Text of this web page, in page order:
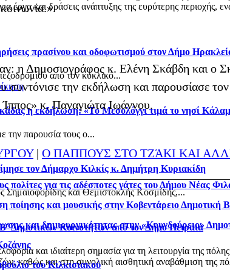
έργα και δράσεις ανάπτυξης της ευρύτερης περιοχής,
πρασίνου και οδοφωτισμού στον Δήμο
από τον κυκλικό...
η εκδήλωση: «Το Μεσολόγγι τιμά το νησί
την παρουσία τους ο...
τον Δήμαρχο Κιλκίς κ. Δημήτρη Κυριακίδη
Σημαιοφορίδης και Θεμιστοκλής Κοσμίδης,...
Δημοτικών Κοινοτήτων από τον Δήμο Πειραιά
και ιδιαίτερη σημασία για τη λειτουργία της
καθώς και στη συνολική αισθητική αναβάθμιση της
η Δημοσιογράφος κ. Ελένη Σκάβδη και ο
την εκδήλωση και παρουσίασε
κ. Παναγιώτα Ιωάννου.
| Ο ΠΑΠΠΟΥΣ ΣΤΟ ΤΖΆΚΙ ΚΑΙ
για τις αδέσποτες γάτες του Δήμου Νέας
και μουσικής στην Κοβεντάρειο Δημοτική
και δημιουργικότητας στην «Κουνδούρειο»
του Κιλκισιακού